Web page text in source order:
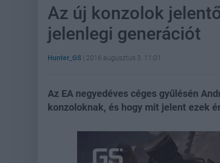
Az új konzolok
jelenlegi generációt
Hunter_GS | 2016 augusztus 3. 11:01
Az EA negyedéves céges gyűlésén
konzoloknak, és hogy mit jelent ezek